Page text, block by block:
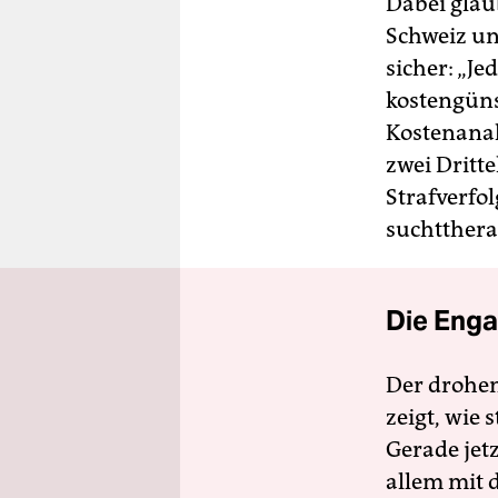
Schweiz
sicher:
zwei
Die
Der
zeigt, wie
Gerade
allem mit